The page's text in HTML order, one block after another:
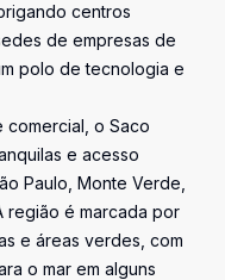
centros
de empresas de
polo de tecnologia e
comercial, o Saco
e acesso
Paulo, Monte Verde,
região é marcada por
e áreas verdes, com
o mar em alguns